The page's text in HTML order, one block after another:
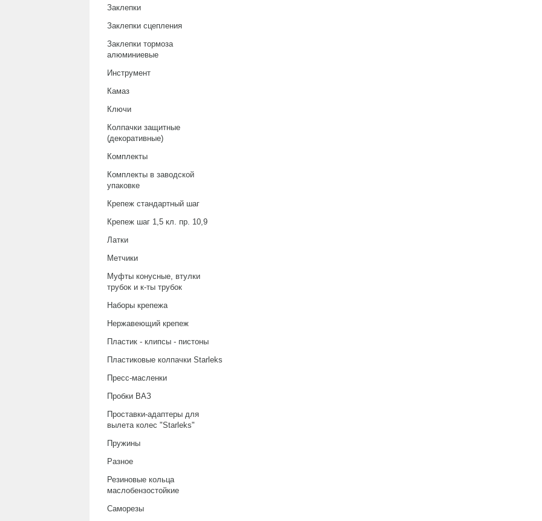
Заклепки
Заклепки сцепления
Заклепки тормоза
алюминиевые
Инструмент
Камаз
Ключи
Колпачки защитные
(декоративные)
Комплекты
Комплекты в заводской
упаковке
Крепеж стандартный шаг
Крепеж шаг 1,5 кл. пр. 10,9
Латки
Метчики
Муфты конусные, втулки
трубок и к-ты трубок
Наборы крепежа
Нержавеющий крепеж
Пластик - клипсы - пистоны
Пластиковые колпачки Starleks
Пресс-масленки
Пробки ВАЗ
Проставки-адаптеры для
вылета колес "Starleks"
Пружины
Разное
Резиновые кольца
маслобензостойкие
Саморезы